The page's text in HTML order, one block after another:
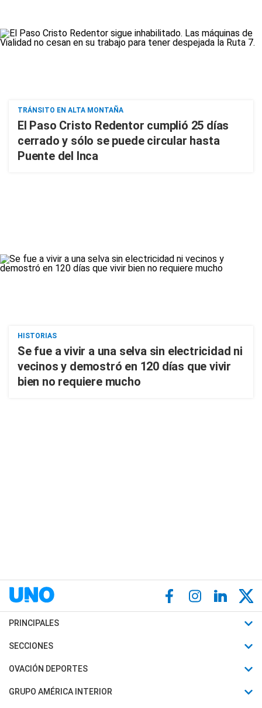
TRÁNSITO EN ALTA MONTAÑA
El Paso Cristo Redentor cumplió 25 días
cerrado y sólo se puede circular hasta
Puente del Inca
HISTORIAS
Se fue a vivir a una selva sin electricidad ni
vecinos y demostró en 120 días que vivir
bien no requiere mucho
PRINCIPALES
Últimas Noticias
Política
SECCIONES
Horóscopo
Motores
OVACIÓN DEPORTES
Fútbol
GRUPO AMÉRICA INTERIOR